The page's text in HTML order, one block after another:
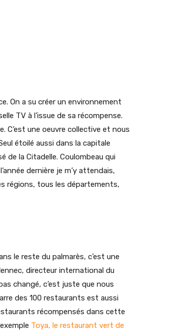
On a su créer un environnement
TV à l’issue de sa récompense.
C’est une oeuvre collective et nous
étoilé aussi dans la capitale
de la Citadelle. Coulombeau qui
dernière je m’y attendais,
régions, tous les départements,
le reste du palmarès, c’est une
directeur international du
changé, c’est juste que nous
des 100 restaurants est aussi
récompensés dans cette
Toya, le restaurant vert de